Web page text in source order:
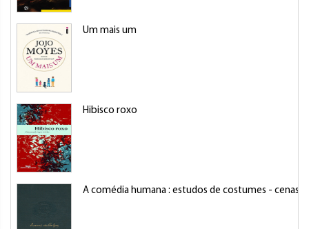
Um mais um
Hibisco roxo
A comédia humana : estudos de costumes - cenas